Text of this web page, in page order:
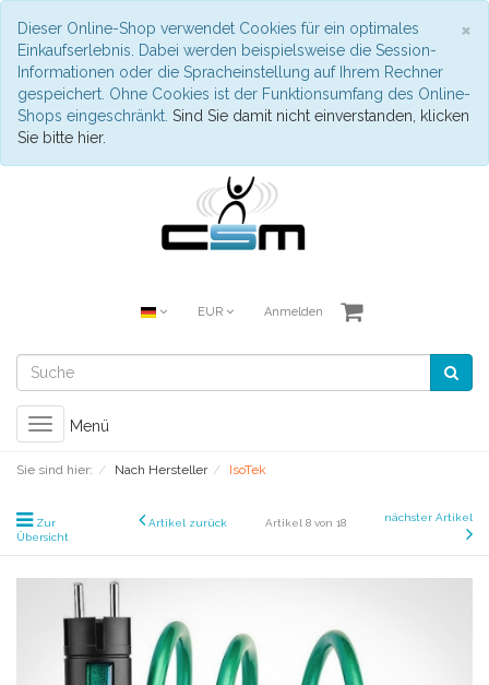
×
Dieser Online-Shop verwendet Cookies für ein optimales
Einkaufserlebnis. Dabei werden beispielsweise die Session-
Informationen oder die Spracheinstellung auf Ihrem Rechner
gespeichert. Ohne Cookies ist der Funktionsumfang des Online-
Shops eingeschränkt. Sind Sie damit nicht einverstanden, klicken
Sie bitte hier.
EUR Anmelden
Toggle
navigation
Menü
Sie sind hier: Nach Hersteller IsoTek
Zur
Übersicht
Artikel zurück Artikel 8 von 18 nächster Artikel